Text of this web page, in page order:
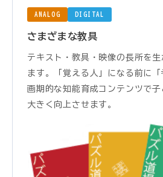
ANALOG DIGITAL
さまざまな教具
テキスト・教具・映像の長所を
ます。「覚える人」になる前に
画期的な知能育成コンテンツで
大きく向上させます。